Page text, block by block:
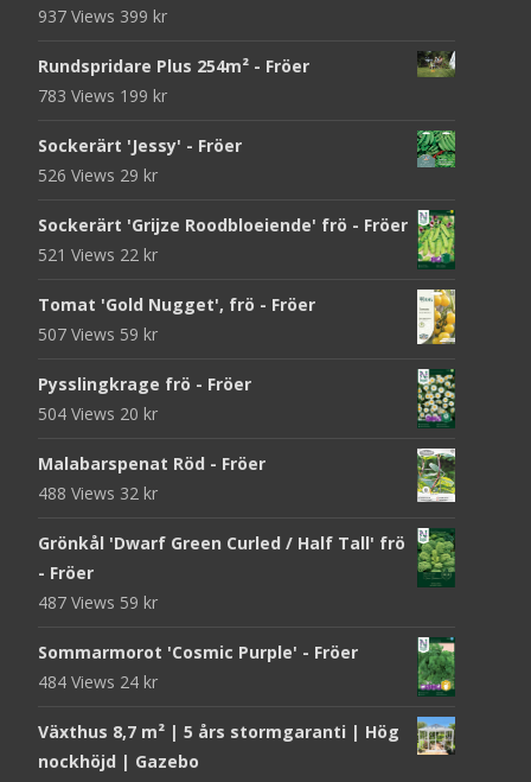
937 Views 399 kr
Rundspridare Plus 254m² - Fröer
783 Views 199 kr
Sockerärt 'Jessy' - Fröer
526 Views 29 kr
Sockerärt 'Grijze Roodbloeiende' frö - Fröer
521 Views 22 kr
Tomat 'Gold Nugget', frö - Fröer
507 Views 59 kr
Pysslingkrage frö - Fröer
504 Views 20 kr
Malabarspenat Röd - Fröer
488 Views 32 kr
Grönkål 'Dwarf Green Curled / Half Tall' frö
- Fröer
487 Views 59 kr
Sommarmorot 'Cosmic Purple' - Fröer
484 Views 24 kr
Växthus 8,7 m² | 5 års stormgaranti | Hög
nockhöjd | Gazebo